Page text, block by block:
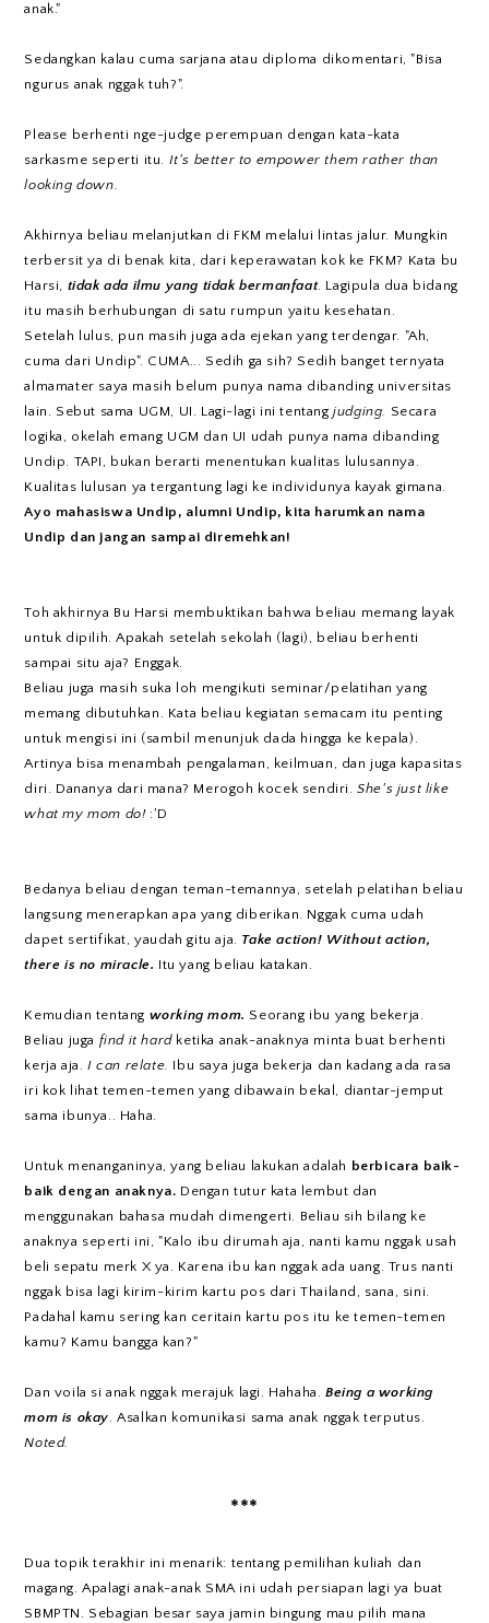
anak."
Sedangkan kalau cuma sarjana atau diploma dikomentari, "Bisa
ngurus anak nggak tuh?".
Please berhenti nge-judge perempuan dengan kata-kata
sarkasme seperti itu. It's better to empower them rather than
looking down.
Akhirnya beliau melanjutkan di FKM melalui lintas jalur. Mungkin
terbersit ya di benak kita, dari keperawatan kok ke FKM? Kata bu
Harsi, tidak ada ilmu yang tidak bermanfaat. Lagipula dua bidang
itu masih berhubungan di satu rumpun yaitu kesehatan.
Setelah lulus, pun masih juga ada ejekan yang terdengar. "Ah,
cuma dari Undip". CUMA... Sedih ga sih? Sedih banget ternyata
almamater saya masih belum punya nama dibanding universitas
lain. Sebut sama UGM, UI. Lagi-lagi ini tentangjudging. Secara
logika, okelah emang UGM dan UI udah punya nama dibanding
Undip. TAPI, bukan berarti menentukan kualitas lulusannya.
Kualitas lulusan ya tergantung lagi ke individunya kayak gimana.
Ayo mahasiswa Undip, alumni Undip, kita harumkan nama
Undip dan jangan sampai diremehkan!
Toh akhirnya Bu Harsi membuktikan bahwa beliau memang layak
untuk dipilih. Apakah setelah sekolah (lagi), beliau berhenti
sampai situ aja? Enggak.
Beliau juga masih suka loh mengikuti seminar/pelatihan yang
memang dibutuhkan. Kata beliau kegiatan semacam itu penting
untuk mengisi ini (sambil menunjuk dada hingga ke kepala).
Artinya bisa menambah pengalaman, keilmuan, dan juga kapasitas
diri. Dananya dari mana? Merogoh kocek sendiri.She's just like
what my mom do! :'D
Bedanya beliau dengan teman-temannya, setelah pelatihan beliau
langsung menerapkan apa yang diberikan. Nggak cuma udah
dapet sertifikat, yaudah gitu aja. Take action! Without action,
there is no miracle. Itu yang beliau katakan.
Kemudian tentang working mom. Seorang ibu yang bekerja.
Beliau juga find it hard ketika anak-anaknya minta buat berhenti
kerja aja.I can relate. Ibu saya juga bekerja dan kadang ada rasa
iri kok lihat temen-temen yang dibawain bekal, diantar-jemput
sama ibunya.. Haha.
Untuk menanganinya, yang beliau lakukan adalah berbicara baik-
baik dengan anaknya. Dengan tutur kata lembut dan
menggunakan bahasa mudah dimengerti. Beliau sih bilang ke
anaknya seperti ini, "Kalo ibu dirumah aja, nanti kamu nggak usah
beli sepatu merk X ya. Karena ibu kan nggak ada uang. Trus nanti
nggak bisa lagi kirim-kirim kartu pos dari Thailand, sana, sini.
Padahal kamu sering kan ceritain kartu pos itu ke temen-temen
kamu? Kamu bangga kan?"
Dan voila si anak nggak merajuk lagi. Hahaha.Being a working
mom is okay. Asalkan komunikasi sama anak nggak terputus.
Noted.
***
Dua topik terakhir ini menarik: tentang pemilihan kuliah dan
magang. Apalagi anak-anak SMA ini udah persiapan lagi ya buat
SBMPTN. Sebagian besar saya jamin bingung mau pilih mana